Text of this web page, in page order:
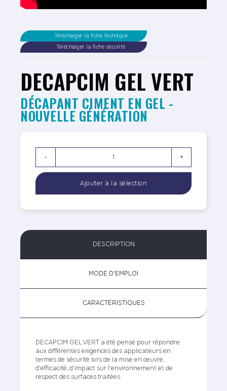
Télécharger la fiche technique
Télécharger la fiche sécurité
DECAPCIM GEL VERT
DÉCAPANT CIMENT EN GEL -
NOUVELLE GÉNÉRATION
- +
DESCRIPTION
MODE D'EMPLOI
CARACTÉRISTIQUES
DECAPCIM GEL VERT a été pensé pour répondre
aux différentes exigences des applicateurs en
termes de sécurité lors de la mise en œuvre,
d'efficacité, d'impact sur l'environnement et de
respect des surfaces traitées.